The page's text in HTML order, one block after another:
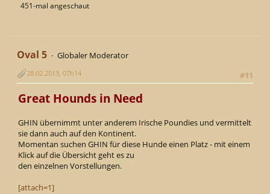
451-mal angeschaut
Oval 5
Globaler Moderator
#11
28.02.2013, 07h14
Great Hounds in Need
GHIN übernimmt unter anderem Irische Poundies und vermittelt
sie dann auch auf den Kontinent.
Momentan suchen GHIN für diese Hunde einen Platz - mit einem
Klick auf die Übersicht geht es zu
den einzelnen Vorstellungen.
[attach=1]